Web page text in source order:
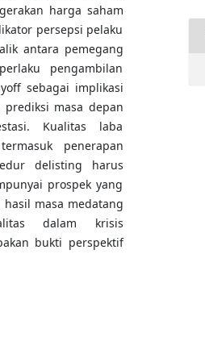
harga saham
persepsi pelaku
antara pemegang
pengambilan
sebagai implikasi
masa depan
Kualitas laba
penerapan
delisting harus
prospek yang
masa medatang
dalam krisis
bukti perspektif